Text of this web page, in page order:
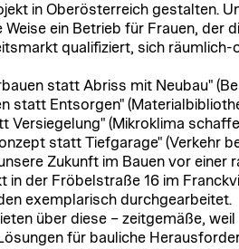
in Oberösterreich gestalten.
ein Betrieb für Frauen, der
qualifiziert, sich räumlich-
statt Abriss mit Neubau"
statt Entsorgen"
Versiegelung" (Mikroklima
statt Tiefgarage" (Verkehr
Zukunft im Bauen vor einer
in der Fröbelstraße 16 im
exemplarisch durchgearbeitet.
über diese – zeitgemäße, weil
für bauliche